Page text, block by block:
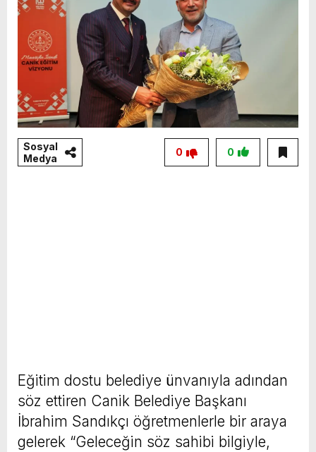
Sosyal
Medya
0
0
Eğitim dostu belediye ünvanıyla adından
söz ettiren Canik Belediye Başkanı
İbrahim Sandıkçı öğretmenlerle bir araya
gelerek “Geleceğin söz sahibi bilgiyle,